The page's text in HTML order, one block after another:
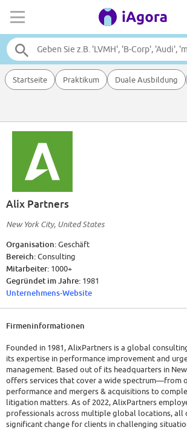
Startseite Praktikum Duale Ausbildung
Alix Partners
New York City, United States
Organisation:Geschäft
Bereich:Consulting
Mitarbeiter: 1000+
Gegründet im Jahre: 1981
Unternehmens-Website
Firmeninformationen
Founded in 1981, AlixPartners is a global
its expertise in performance improvement and
management. Based out of its headquarters in
offers services that cover a wide spectrum—from
performance and mergers & acquisitions to
litigation matters. As of 2022, AlixPartners
professionals across multiple global locations, all
significant change for clients in challenging